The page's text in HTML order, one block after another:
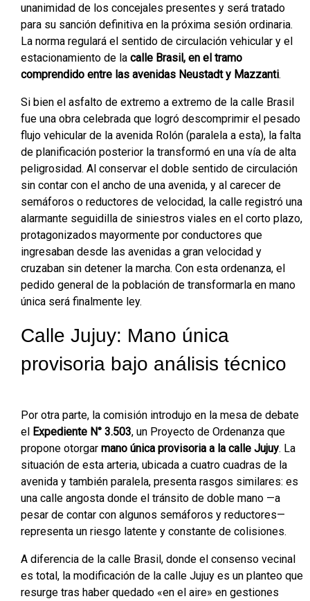
unanimidad de los concejales presentes y será tratado
para su sanción definitiva en la próxima sesión ordinaria.
La norma regulará el sentido de circulación vehicular y el
estacionamiento de la calle Brasil, en el tramo
comprendido entre las avenidas Neustadt y Mazzanti.
Si bien el asfalto de extremo a extremo de la calle Brasil
fue una obra celebrada que logró descomprimir el pesado
flujo vehicular de la avenida Rolón (paralela a esta), la falta
de planificación posterior la transformó en una vía de alta
peligrosidad. Al conservar el doble sentido de circulación
sin contar con el ancho de una avenida, y al carecer de
semáforos o reductores de velocidad, la calle registró una
alarmante seguidilla de siniestros viales en el corto plazo,
protagonizados mayormente por conductores que
ingresaban desde las avenidas a gran velocidad y
cruzaban sin detener la marcha. Con esta ordenanza, el
pedido general de la población de transformarla en mano
única será finalmente ley.
Calle Jujuy: Mano única
provisoria bajo análisis técnico
Por otra parte, la comisión introdujo en la mesa de debate
el Expediente N° 3.503, un Proyecto de Ordenanza que
propone otorgar mano única provisoria a la calle Jujuy. La
situación de esta arteria, ubicada a cuatro cuadras de la
avenida y también paralela, presenta rasgos similares: es
una calle angosta donde el tránsito de doble mano —a
pesar de contar con algunos semáforos y reductores—
representa un riesgo latente y constante de colisiones.
A diferencia de la calle Brasil, donde el consenso vecinal
es total, la modificación de la calle Jujuy es un planteo que
resurge tras haber quedado «en el aire» en gestiones